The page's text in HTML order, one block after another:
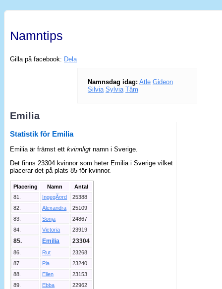
Namntips
Gilla på facebook: Dela
Namnsdag idag: Atle Gideon
Silvia Sylvia Tâm
Emilia
Statistik för Emilia
Emilia är främst ettkvinnligt namn i Sverige.
Det finns 23304 kvinnor som heter Emilia i Sverige vilket
placerar det på plats 85 för kvinnor.
Placering Namn
Antal
81.
IngegÃ¤rd
25388
82.
Alexandra
25109
83.
Sonja
24867
84.
Victoria 23919
85. Emilia 23304
86. Rut
23268
87.
Pia
23240
88.
Ellen
23153
89.
Ebba
22962